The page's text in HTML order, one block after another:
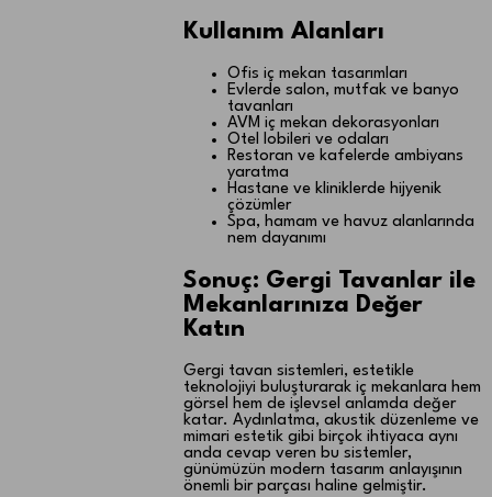
Kullanım Alanları
Ofis iç mekan tasarımları
Evlerde salon, mutfak ve banyo
tavanları
AVM iç mekan dekorasyonları
Otel lobileri ve odaları
Restoran ve kafelerde ambiyans
yaratma
Hastane ve kliniklerde hijyenik
çözümler
Spa, hamam ve havuz alanlarında
nem dayanımı
Sonuç: Gergi Tavanlar ile
Mekanlarınıza Değer
Katın
Gergi tavan sistemleri, estetikle
teknolojiyi buluşturarak iç mekanlara hem
görsel hem de işlevsel anlamda değer
katar. Aydınlatma, akustik düzenleme ve
mimari estetik gibi birçok ihtiyaca aynı
anda cevap veren bu sistemler,
günümüzün modern tasarım anlayışının
önemli bir parçası haline gelmiştir.